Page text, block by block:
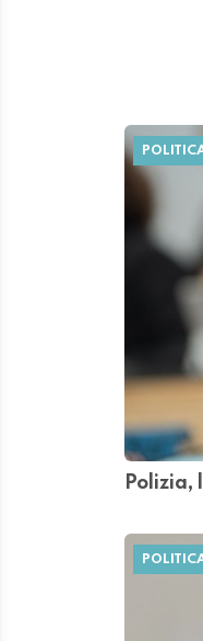
Polizia,